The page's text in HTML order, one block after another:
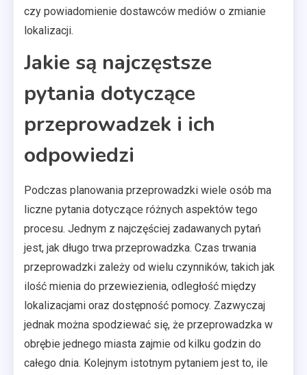
czy powiadomienie dostawców mediów o zmianie
lokalizacji.
Jakie są najczęstsze
pytania dotyczące
przeprowadzek i ich
odpowiedzi
Podczas planowania przeprowadzki wiele osób ma
liczne pytania dotyczące różnych aspektów tego
procesu. Jednym z najczęściej zadawanych pytań
jest, jak długo trwa przeprowadzka. Czas trwania
przeprowadzki zależy od wielu czynników, takich jak
ilość mienia do przewiezienia, odległość między
lokalizacjami oraz dostępność pomocy. Zazwyczaj
jednak można spodziewać się, że przeprowadzka w
obrębie jednego miasta zajmie od kilku godzin do
całego dnia. Kolejnym istotnym pytaniem jest to, ile